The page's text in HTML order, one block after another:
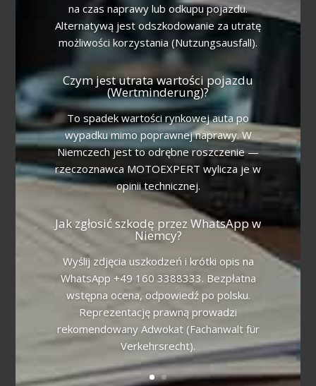
na czas naprawy lub odkupu pojazdu.
Alternatywą jest odszkodowanie za utratę
możliwości korzystania (Nutzungsausfall).
Czym jest utrata wartości pojazdu
(Wertminderung)?
To spadek wartości rynkowej auta po
wypadku mimo poprawnej naprawy. W
Niemczech jest to odrębne roszczenie —
rzeczoznawca MOTOEXPERT wylicza je w
opinii technicznej.
Jak zgłosić szkodę przez WhatsApp w
Niemcy?
Wyślij zdjęcia uszkodzeń i krótki opis na
WhatsApp +49 160 3388333. Bezpłatna
wstępna ocena, odpowiedź po polsku.
Reprezentację prawną prowadzi
rekomendowany Adwokat (Fachanwalt für
Verkehrsrecht).